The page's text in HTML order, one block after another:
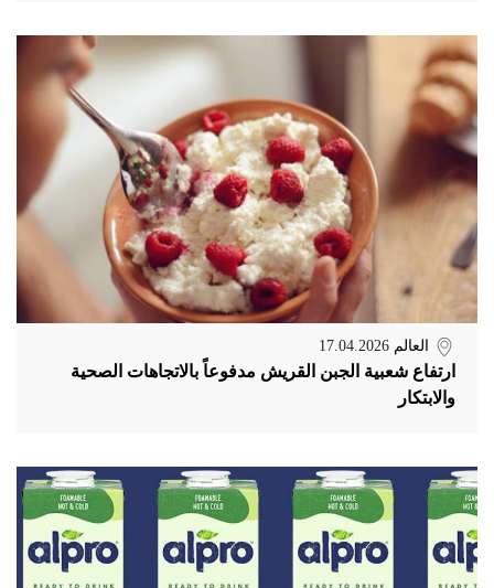
العالم 17.04.2026
ارتفاع شعبية الجبن القريش مدفوعاً بالاتجاهات الصحية
والابتكار